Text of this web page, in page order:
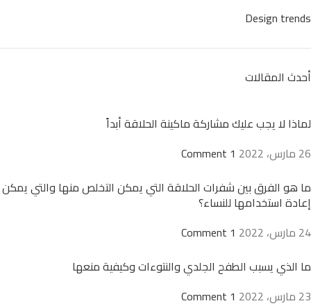
Design trends
أحدث المقالات
لماذا لا يجب عليك مشاركة ماكينة الحلاقة أبداً
26 مارس، 2022
1 Comment
ما هو الفرق بين شفرات الحلاقة التي يمكن التخلص منها والتي يمكن
إعادة استخدامها للنساء؟
24 مارس، 2022
1 Comment
ما الذي يسبب الطفح الجلدي والنتوءات وكيفية منعها
23 مارس، 2022
1 Comment